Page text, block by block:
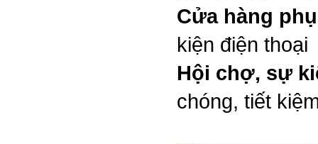
Cửa hàng
kiện điện thoại
Hội chợ, sự
chóng, tiết